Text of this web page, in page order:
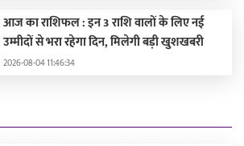
आज का राशिफल : इन 3 राशि वालों के लिए नई
उम्मीदों से भरा रहेगा दिन, मिलेगी बड़ी खुशखबरी
2026-08-04 11:46:34